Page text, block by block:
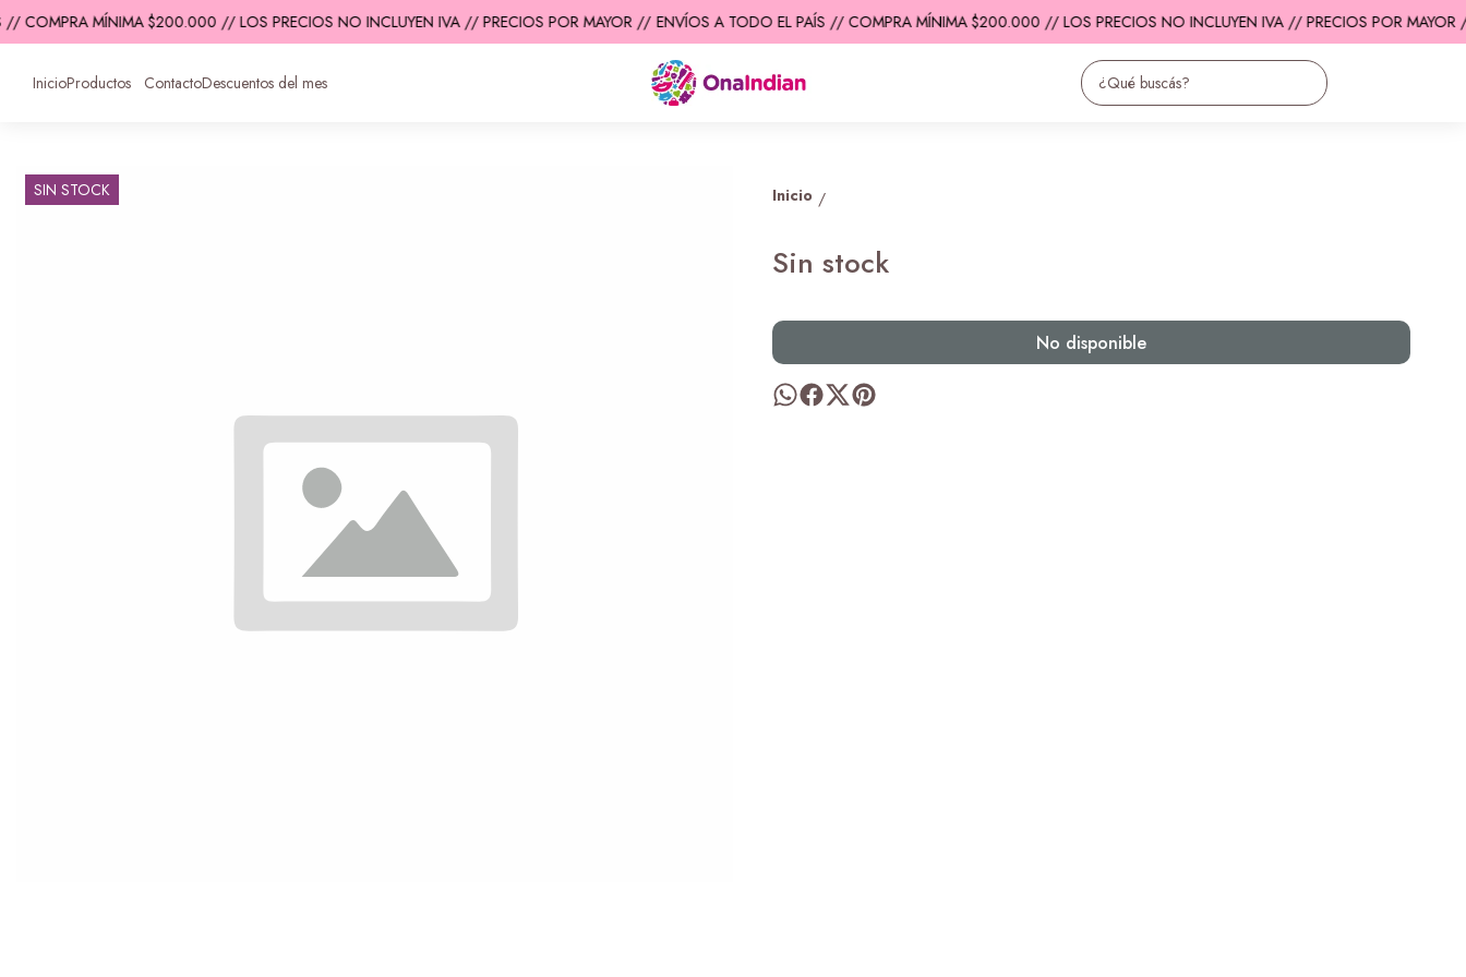
COMPRA MÍNIMA $200.000 // LOS PRECIOS NO INCLUYEN IVA // PRECIOS POR MAYOR // ENVÍOS A TODO EL PAÍS // COMPRA MÍNIMA $200.000 // LOS PRECIOS NO INCLUYEN IVA // PRECIOS POR MAYOR //
InicioProductos ContactoDescuentos del mes
SIN STOCK Inicio /
Sin stock
No disponible